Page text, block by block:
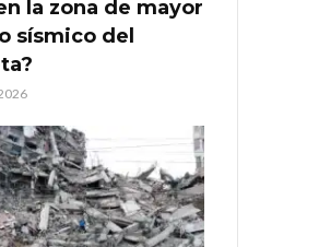
la zona de mayor
sísmico del